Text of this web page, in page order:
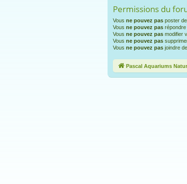
Permissions du
Vous ne pouvez pas poster
Vous ne pouvez pas
Vous ne pouvez pas modifier
Vous ne pouvez pas
Vous ne pouvez pas joindre
Pascal Aquariums